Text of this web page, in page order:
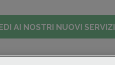
AI NOSTRI NUOVI SERVIZI